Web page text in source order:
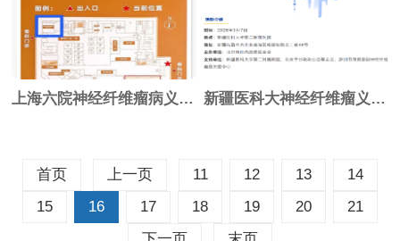
上海六院神经纤维瘤病义诊 报名进行中 新疆医科大神经纤维瘤义诊 报名进行中
首页 上一页 11 12 13
14
15
16 17 18 19 20
21